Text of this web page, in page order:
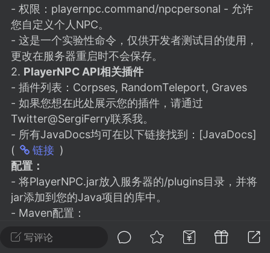
社区的建议&反馈板块，欢迎每
在这里畅所欲言，提出你对 社区功能、
、管理方式等方面 的任何想法！...
11 5.9k
潮涌核心
永久赞助者
24 23:37
电脑端
主页反馈贴
反馈你遇到的问题 以及 你期望的功能等
不方便可尝试通过邮箱与作者进行反馈
写评论
- 权限：playernpc.command/npcpersonal - 允许
您自定义个人NPC。
- 这是一个实验性命令，仅供开发者测试目的使用，
更改在服务器重启时不会保存。
2. PlayerNPC API相关插件
- 插件列表：Corpses, RandomTeleport, Graves
- 如果您想在此处展示您的插件，请通过
Twitter@SergiFerry联系我。
- 所有JavaDocs均可在以下链接找到：[JavaDocs]
(
链接 )
配置：
- 将PlayerNPC.jar放入服务器的/plugins目录，并将
jar添加到您的Java项目的库中。
- Maven配置：
ranull-repo-external